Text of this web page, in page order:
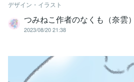
デザイン・イラスト
つみねこ作者のなくも（奈雲）
2023/08/20 21:38